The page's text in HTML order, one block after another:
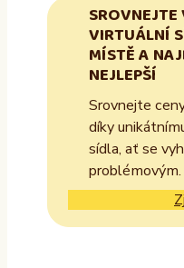
SROVNEJTE
VIRTUÁLNÍ
MÍSTĚ A
NEJLEPŠÍ
Srovnejte
díky
sídla, ať se
problémovým.